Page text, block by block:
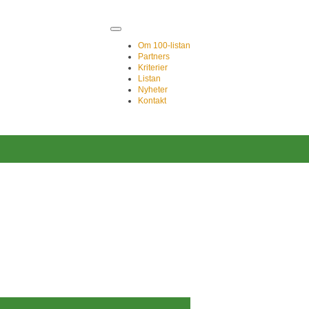
Om 100-listan
Partners
Kriterier
Listan
Nyheter
Kontakt